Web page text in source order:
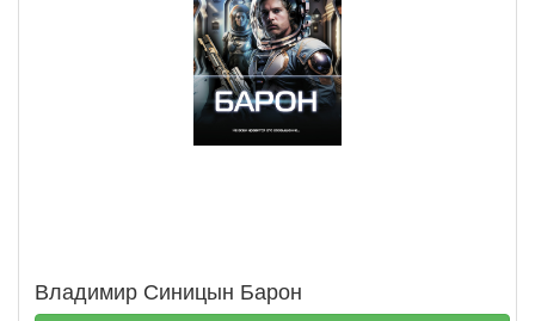
Владимир Синицын Барон